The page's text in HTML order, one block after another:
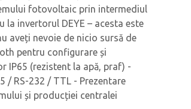
fotovoltaic prin intermediul
la invertorul DEYE – acesta este
aveți nevoie de nicio sursă de
pentru configurare și
IP65 (rezistent la apă, praf) -
/ RS-232 / TTL - Prezentare
și producției centralei